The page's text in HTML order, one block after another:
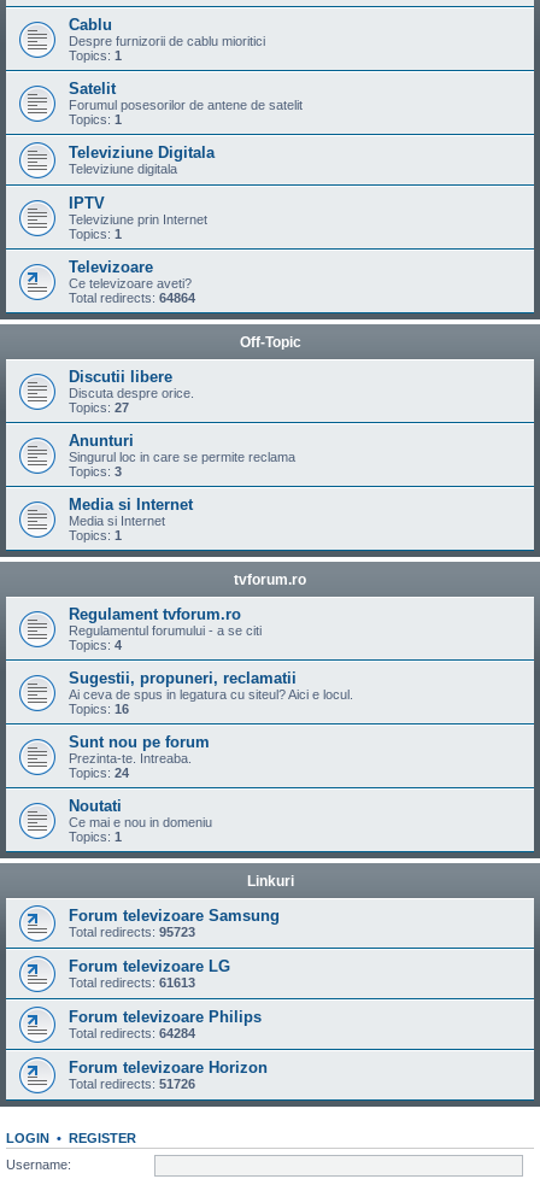
Cablu
Despre furnizorii de cablu mioritici
Topics: 1
Satelit
Forumul posesorilor de antene de satelit
Topics: 1
Televiziune Digitala
Televiziune digitala
IPTV
Televiziune prin Internet
Topics: 1
Televizoare
Ce televizoare aveti?
Total redirects: 64864
Off-Topic
Discutii libere
Discuta despre orice.
Topics: 27
Anunturi
Singurul loc in care se permite reclama
Topics: 3
Media si Internet
Media si Internet
Topics: 1
tvforum.ro
Regulament tvforum.ro
Regulamentul forumului - a se citi
Topics: 4
Sugestii, propuneri, reclamatii
Ai ceva de spus in legatura cu siteul? Aici e locul.
Topics: 16
Sunt nou pe forum
Prezinta-te. Intreaba.
Topics: 24
Noutati
Ce mai e nou in domeniu
Topics: 1
Linkuri
Forum televizoare Samsung
Total redirects: 95723
Forum televizoare LG
Total redirects: 61613
Forum televizoare Philips
Total redirects: 64284
Forum televizoare Horizon
Total redirects: 51726
LOGIN • REGISTER
Username: